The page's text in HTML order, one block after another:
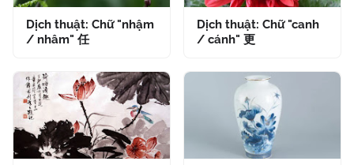
Dịch thuật: Chữ "nhậm
/ nhâm" 任
Dịch thuật: Chữ "canh
/ cánh" 更